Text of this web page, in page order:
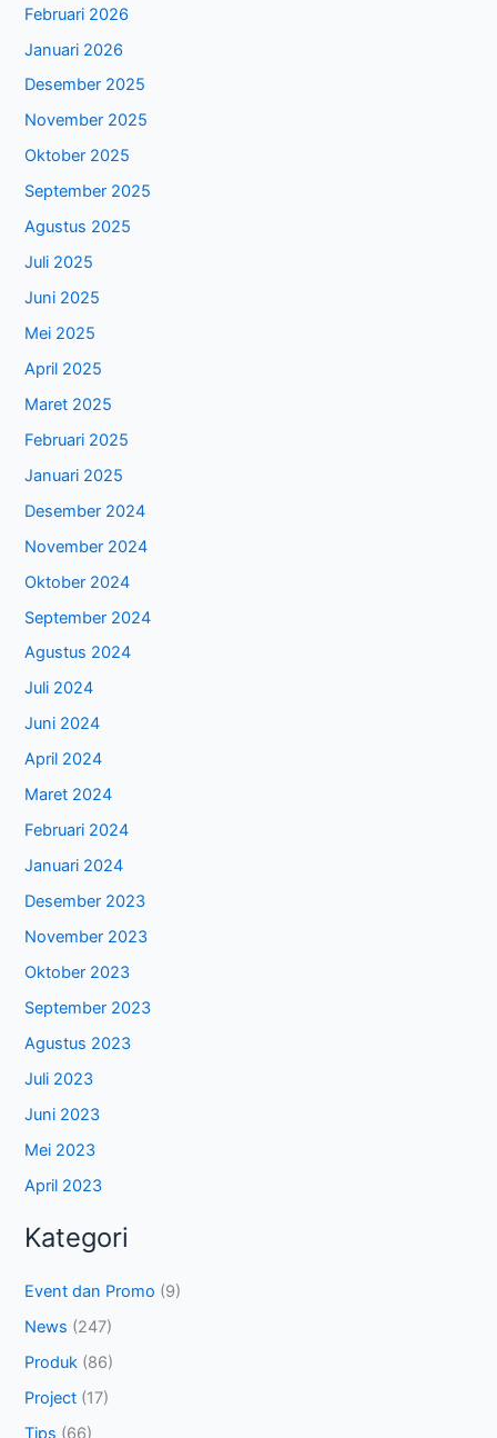
Februari 2026
Januari 2026
Desember 2025
November 2025
Oktober 2025
September 2025
Agustus 2025
Juli 2025
Juni 2025
Mei 2025
April 2025
Maret 2025
Februari 2025
Januari 2025
Desember 2024
November 2024
Oktober 2024
September 2024
Agustus 2024
Juli 2024
Juni 2024
April 2024
Maret 2024
Februari 2024
Januari 2024
Desember 2023
November 2023
Oktober 2023
September 2023
Agustus 2023
Juli 2023
Juni 2023
Mei 2023
April 2023
Kategori
Event dan Promo (9)
News (247)
Produk (86)
Project (17)
Tips (66)